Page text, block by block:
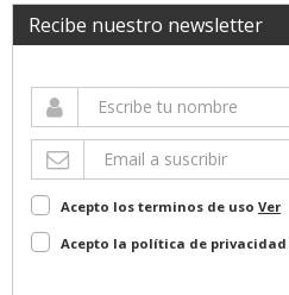
Recibe nuestro newsletter
Acepto los terminos de uso Ver
Acepto la política de privacidad